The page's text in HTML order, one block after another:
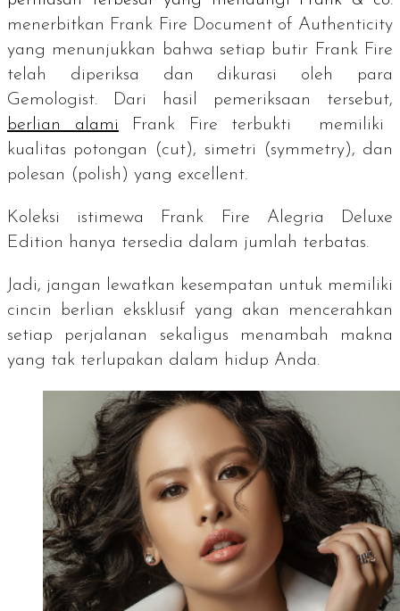
menerbitkan Frank Fire Document of Authenticity
yang menunjukkan bahwa setiap butir Frank Fire
telah diperiksa dan dikurasi oleh para
Gemologist. Dari hasil pemeriksaan tersebut,
berlian alami Frank Fire terbukti memiliki
kualitas potongan (cut), simetri (symmetry), dan
polesan ( polish ) yang excellent.
Koleksi istimewa Frank Fire Alegria Deluxe
Edition hanya tersedia dalam jumlah terbatas.
Jadi, jangan lewatkan kesempatan untuk memiliki
cincin berlian eksklusif yang akan mencerahkan
setiap perjalanan sekaligus menambah makna
yang tak terlupakan dalam hidup Anda.